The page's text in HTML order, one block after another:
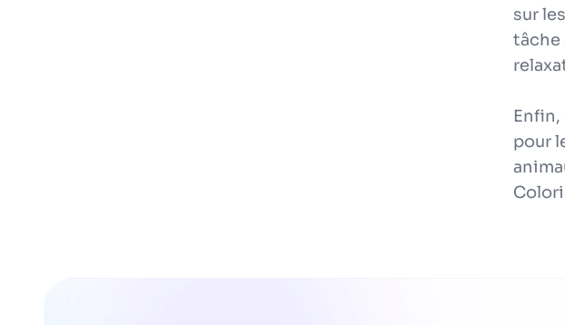
sur
tâche
pour